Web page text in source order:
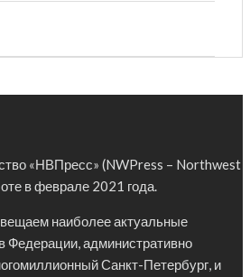
«НВПресс» (NWPress – Northwest
в феврале 2021 года.
наиболее актуальные
Федерации, административно
Санкт-Петербург, и